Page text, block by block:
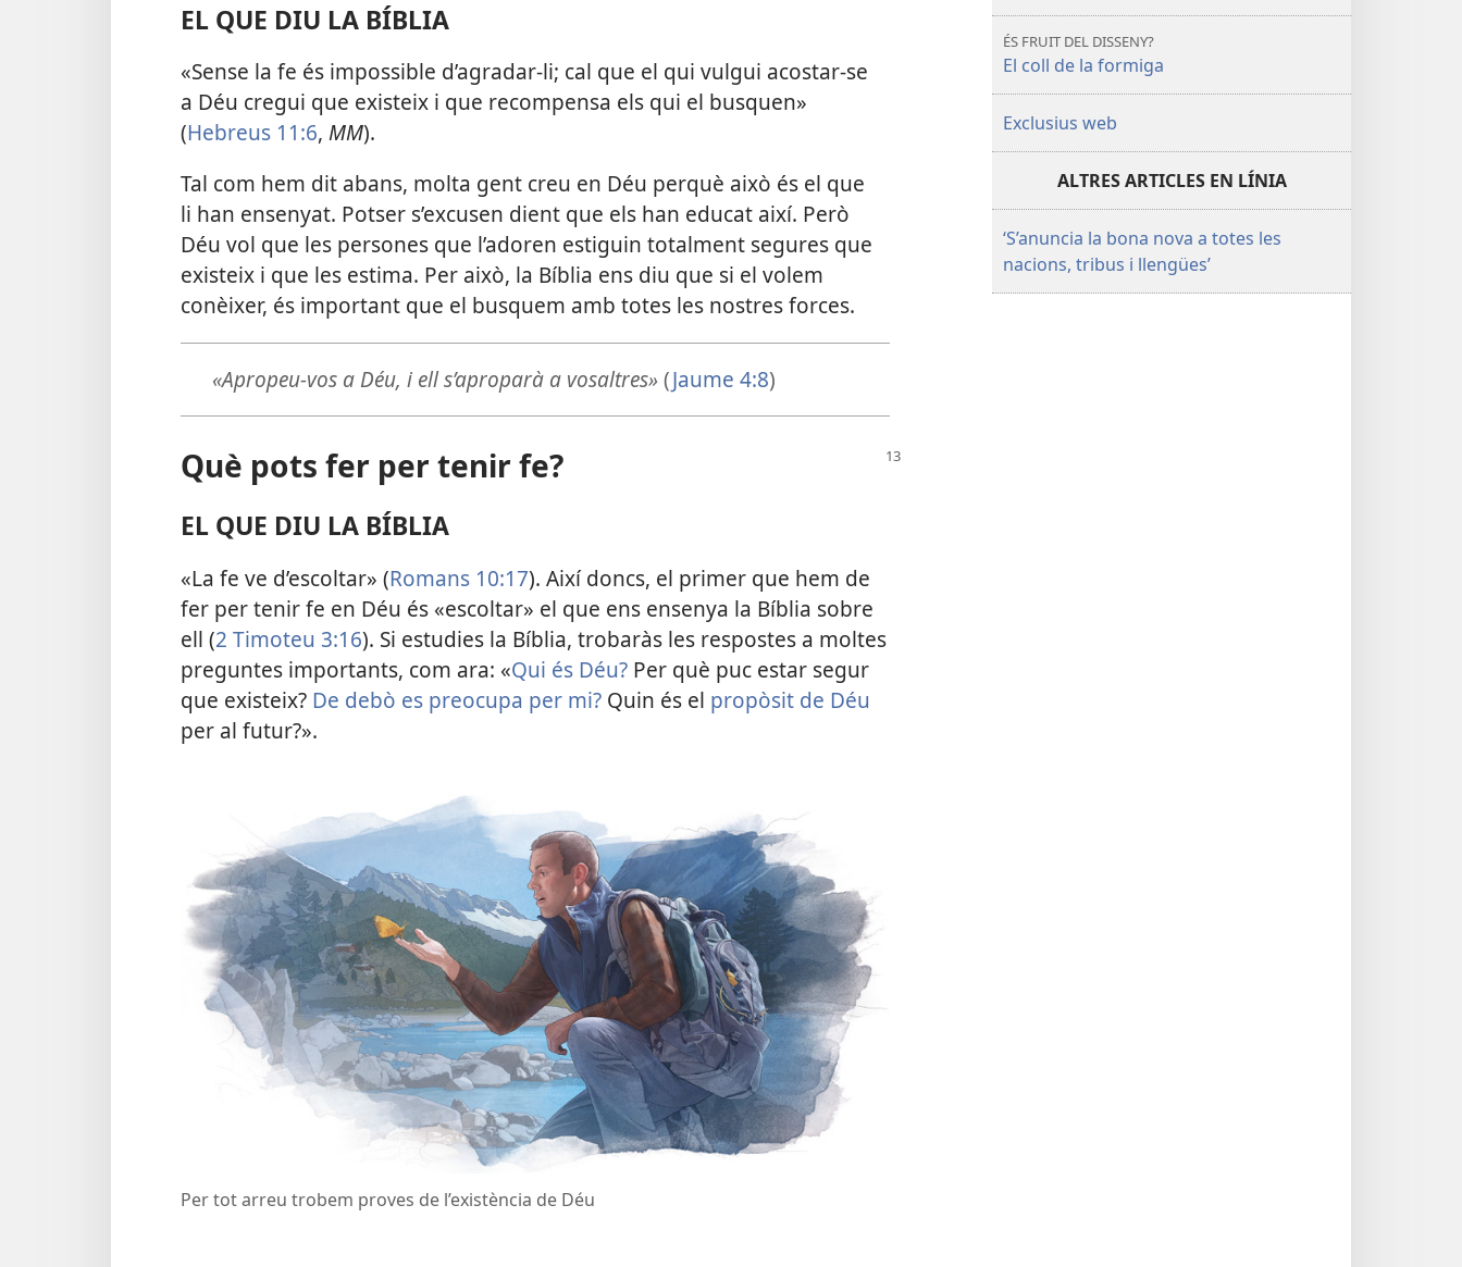
EL QUE DIU LA BÍBLIA
«Sense la fe és impossible d’agradar-li; cal que el qui vulgui acostar-se
a Déu cregui que existeix i que recompensa els qui el busquen»
(Hebreus 11:6, MM).
Tal com hem dit abans, molta gent creu en Déu perquè això és el que
li han ensenyat. Potser s’excusen dient que els han educat així. Però
Déu vol que les persones que l’adoren estiguin totalment segures que
existeix i que les estima. Per això, la Bíblia ens diu que si el volem
conèixer, és important que el busquem amb totes les nostres forces.
«Apropeu-vos a Déu, i ell s’aproparà a vosaltres» (Jaume 4:8)
Què pots fer per tenir fe?
EL QUE DIU LA BÍBLIA
«La fe ve d’escoltar» (Romans 10:17). Així doncs, el primer que hem de
fer per tenir fe en Déu és «escoltar» el que ens ensenya la Bíblia sobre
ell (2 Timoteu 3:16). Si estudies la Bíblia, trobaràs les respostes a moltes
preguntes importants, com ara: «Qui és Déu? Per què puc estar segur
que existeix? De debò es preocupa per mi? Quin és el propòsit de Déu
per al futur?».
Per tot arreu trobem proves de l’existència de Déu
ÉS FRUIT DEL DISSENY?
El coll de la formiga
Exclusius web
ALTRES ARTICLES EN LÍNIA
‘S’anuncia la bona nova a totes les
nacions, tribus i llengües’